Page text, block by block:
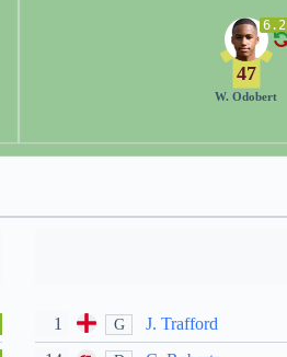
6.2
47
W. Odobert
1 G J. Trafford